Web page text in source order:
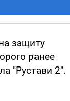
защиту
ранее
"Рустави 2".